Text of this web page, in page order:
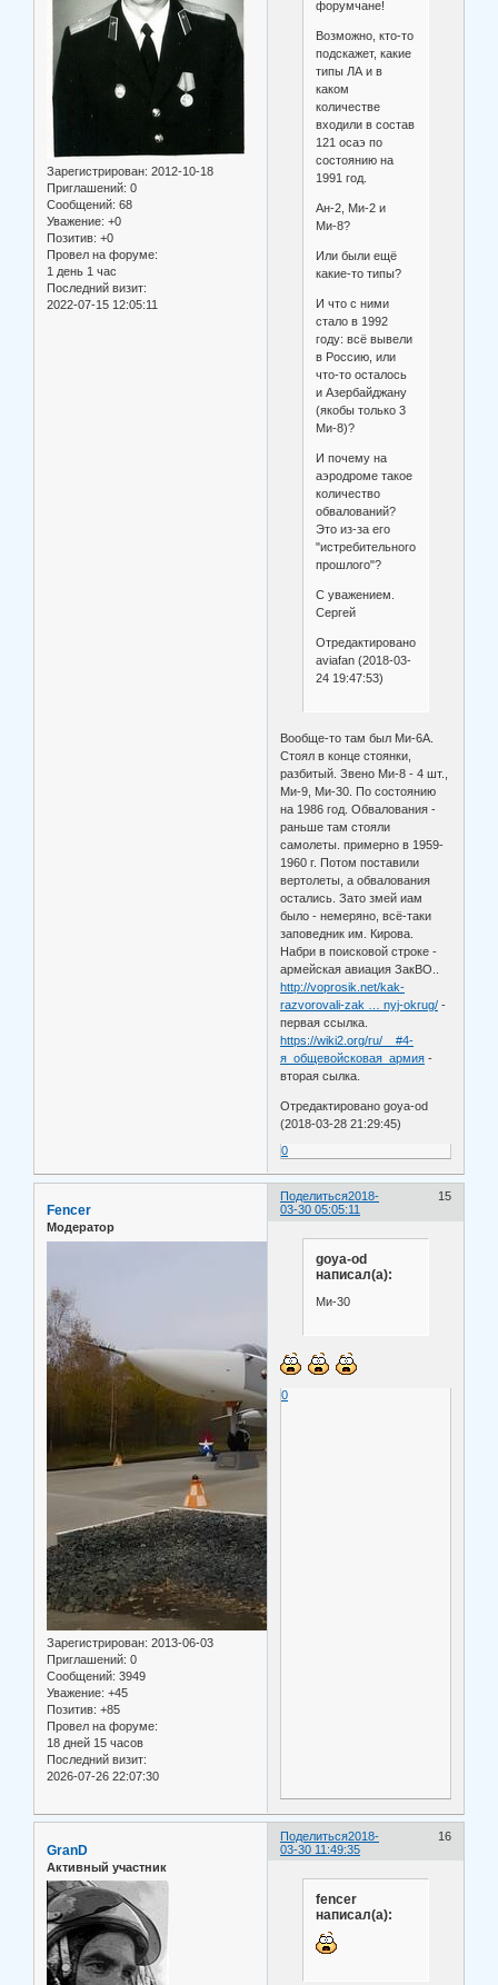
Зарегистрирован: 2012-10-18
Приглашений: 0
Сообщений: 68
Уважение: +0
Позитив: +0
Провел на форуме:
1 день 1 час
Последний визит:
2022-07-15 12:05:11
форумчане!
Возможно, кто-то
подскажет, какие
типы ЛА и в
каком
количестве
входили в состав
121 осаэ по
состоянию на
1991 год.
Ан-2, Ми-2 и
Ми-8?
Или были ещё
какие-то типы?
И что с ними
стало в 1992
году: всё вывели
в Россию, или
что-то осталось
и Азербайджану
(якобы только 3
Ми-8)?
И почему на
аэродроме такое
количество
обвалований?
Это из-за его
"истребительного
прошлого"?
С уважением.
Сергей
Отредактировано
aviafan (2018-03-
24 19:47:53)
Вообще-то там был Ми-6А.
Стоял в конце стоянки,
разбитый. Звено Ми-8 - 4 шт.,
Ми-9, Ми-30. По состоянию
на 1986 год. Обвалования -
раньше там стояли
самолеты. примерно в 1959-
1960 г. Потом поставили
вертолеты, а обвалования
остались. Зато змей иам
было - немеряно, всё-таки
заповедник им. Кирова.
Набри в поисковой строке -
армейская авиация ЗакВО..
http://voprosik.net/kak-
razvorovali-zak … nyj-okrug/ -
первая ссылка.
https://wiki2.org/ru/__#4-
я_общевойсковая_армия -
вторая сылка.
Отредактировано goya-od
(2018-03-28 21:29:45)
0
Поделиться 15
2018-
03-30 05:05:11
Fencer
Модератор
Зарегистрирован: 2013-06-03
Приглашений: 0
Сообщений: 3949
Уважение: +45
Позитив: +85
Провел на форуме:
18 дней 15 часов
Последний визит:
2026-07-26 22:07:30
goya-od
написал(а):
Ми-30
0
Поделиться 16
2018-
03-30 11:49:35
GranD
Активный участник
fencer
написал(а):